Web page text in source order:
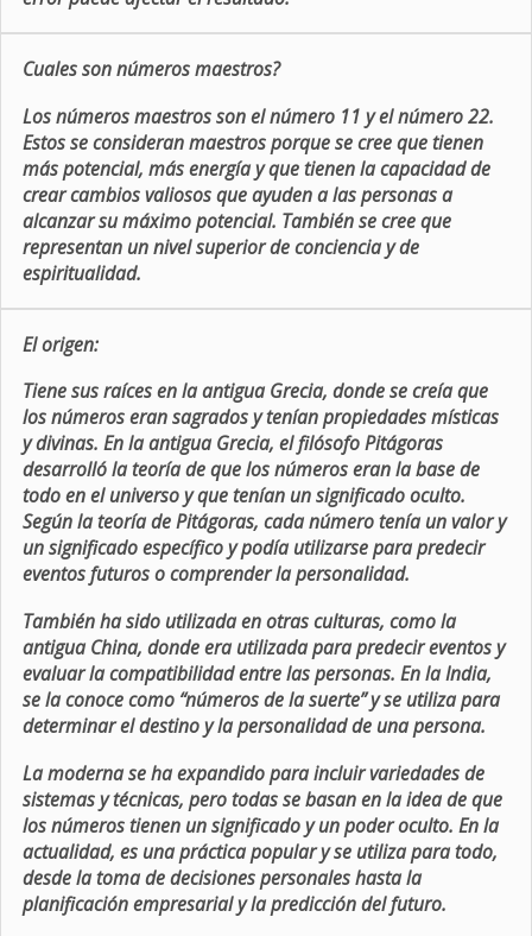
Cuales son números maestros?
Los números maestros son el número 11 y el número 22.
Estos se consideran maestros porque se cree que tienen
más potencial, más energía y que tienen la capacidad de
crear cambios valiosos que ayuden a las personas a
alcanzar su máximo potencial. También se cree que
representan un nivel superior de conciencia y de
espiritualidad.
El origen:
Tiene sus raíces en la antigua Grecia, donde se creía que
los números eran sagrados y tenían propiedades místicas
y divinas. En la antigua Grecia, el filósofo Pitágoras
desarrolló la teoría de que los números eran la base de
todo en el universo y que tenían un significado oculto.
Según la teoría de Pitágoras, cada número tenía un valor y
un significado específico y podía utilizarse para predecir
eventos futuros o comprender la personalidad.
También ha sido utilizada en otras culturas, como la
antigua China, donde era utilizada para predecir eventos y
evaluar la compatibilidad entre las personas. En la India,
se la conoce como “números de la suerte” y se utiliza para
determinar el destino y la personalidad de una persona.
La moderna se ha expandido para incluir variedades de
sistemas y técnicas, pero todas se basan en la idea de que
los números tienen un significado y un poder oculto. En la
actualidad, es una práctica popular y se utiliza para todo,
desde la toma de decisiones personales hasta la
planificación empresarial y la predicción del futuro.